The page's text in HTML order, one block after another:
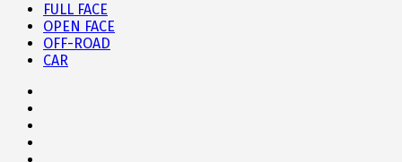
FULL FACE
OPEN FACE
OFF-ROAD
CAR